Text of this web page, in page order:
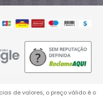
de valores, o preço válido é o